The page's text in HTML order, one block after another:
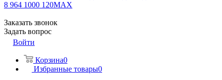
8 964 1000 120MAX
Заказать звонок
Задать вопрос
Войти
Корзина0
Избранные товары0